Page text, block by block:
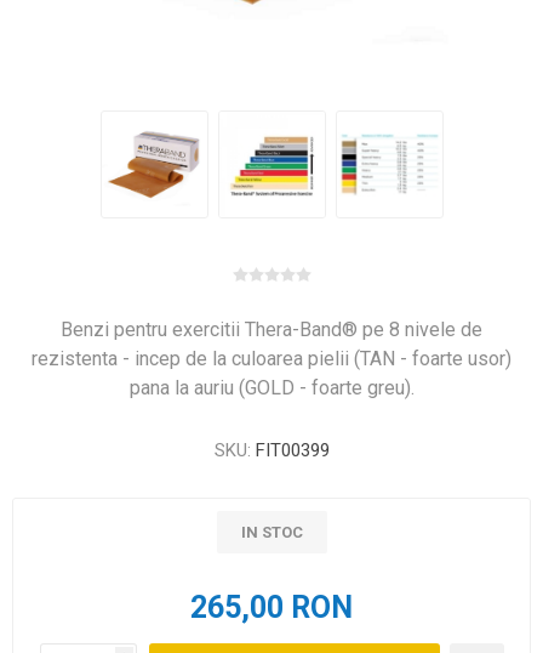
Benzi pentru exercitii Thera-Band® pe 8 nivele de
rezistenta - incep de la culoarea pielii (TAN - foarte usor)
pana la auriu (GOLD - foarte greu).
SKU: FIT00399
IN STOC
265,00 RON